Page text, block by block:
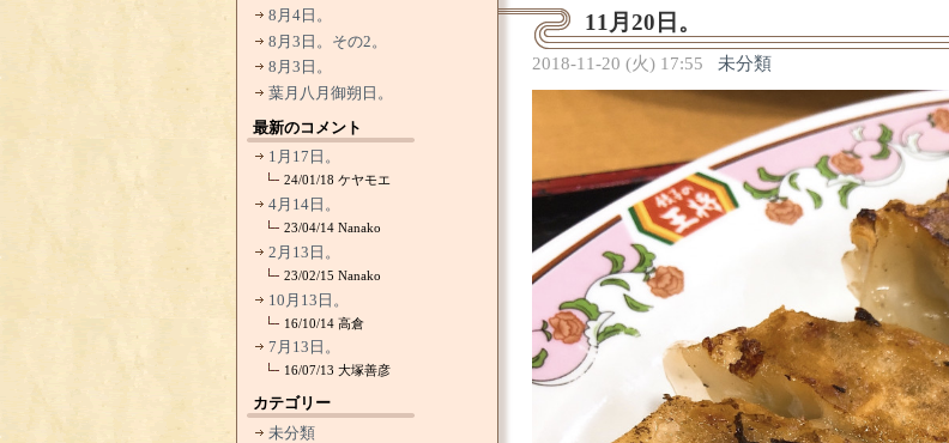
11月20日。
2018-11-20 (火) 17:55 未分類
8月4日。
8月3日。その2。
8月3日。
葉月八月御朔日。
最新のコメント
1月17日。
24/01/18ケヤモエ
4月14日。
23/04/14Nanako
2月13日。
23/02/15Nanako
10月13日。
16/10/14高倉
7月13日。
16/07/13大塚善彦
カテゴリー
未分類